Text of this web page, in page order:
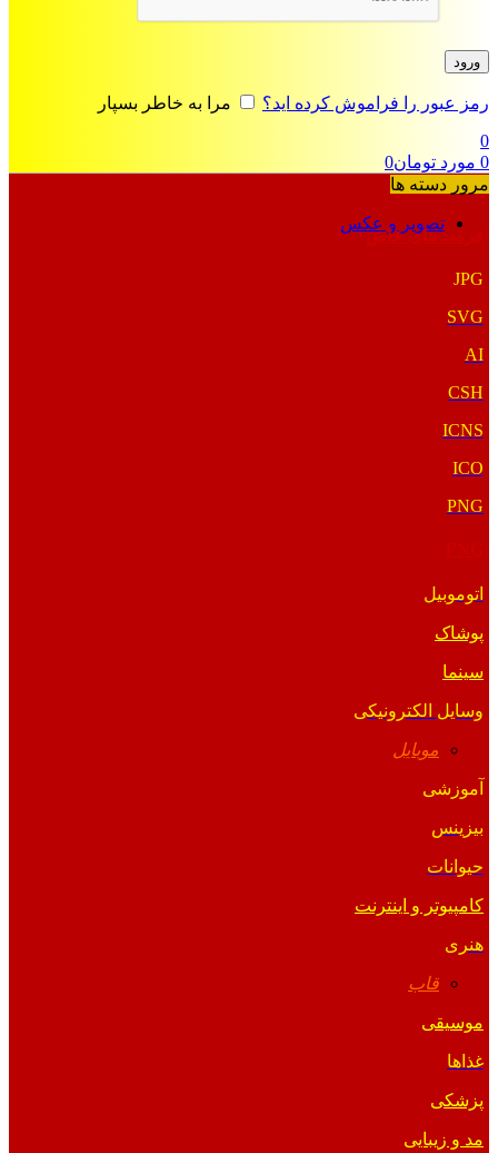
ورود
رمز عبور را فراموش کرده اید؟
مرا به خاطر بسپار
0
0 مورد تومان0
مرور دسته ها
تصویر و عکس
فرمت‌های خاص
JPG
SVG
AI
CSH
ICNS
ICO
PNG
اتوموبیل
پوشاک
سینما
وسایل الکترونیکی
موبایل
آموزشی
بیزینس
حیوانات
کامپیوتر و اینترنت
هنری
قاب
موسیقی
غذاها
پزشکی
مد و زیبایی